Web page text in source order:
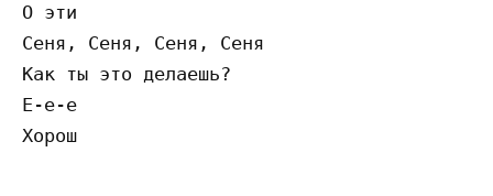
О эти
Сеня, Сеня, Сеня, Сеня
Как ты это делаешь?
Е-е-е